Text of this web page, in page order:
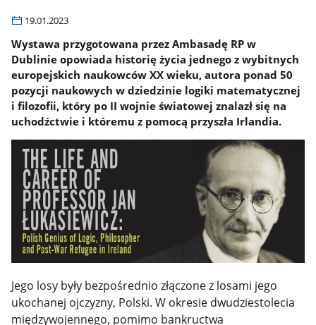
19.01.2023
Wystawa przygotowana przez Ambasadę RP w
Dublinie opowiada historię życia jednego z wybitnych
europejskich naukowców XX wieku, autora ponad 50
pozycji naukowych w dziedzinie logiki matematycznej
i filozofii, który po II wojnie światowej znalazł się na
uchodźctwie i któremu z pomocą przyszła Irlandia.
Jego losy były bezpośrednio złączone z losami jego
ukochanej ojczyzny, Polski. W okresie dwudziestolecia
międzywojennego, pomimo bankructwa